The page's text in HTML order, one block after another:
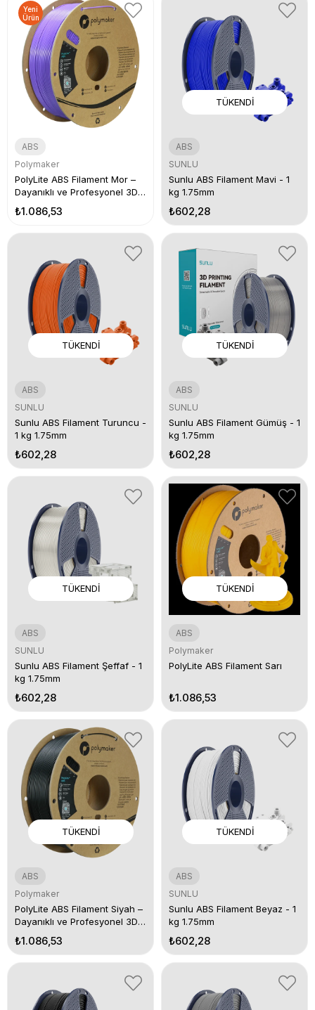
ABS
Polymaker
PolyLite ABS Filament Mor –
Dayanıklı ve Profesyonel 3D
₺1.086,53
Yeni
Ürün
TÜKENDI
ABS
SUNLU
Sunlu ABS Filament Mavi - 1
kg 1.75mm
₺602,28
TÜKENDI
ABS
SUNLU
Sunlu ABS Filament Turuncu -
1 kg 1.75mm
₺602,28
TÜKENDI
ABS
SUNLU
Sunlu ABS Filament Gümüş - 1
kg 1.75mm
₺602,28
TÜKENDI
ABS
SUNLU
Sunlu ABS Filament Şeffaf - 1
kg 1.75mm
₺602,28
TÜKENDI
ABS
Polymaker
PolyLite ABS Filament Sarı
₺1.086,53
TÜKENDI
ABS
Polymaker
PolyLite ABS Filament Siyah –
Dayanıklı ve Profesyonel 3D
₺1.086,53
TÜKENDI
ABS
SUNLU
Sunlu ABS Filament Beyaz - 1
kg 1.75mm
₺602,28